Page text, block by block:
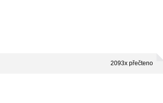
2093x přečteno